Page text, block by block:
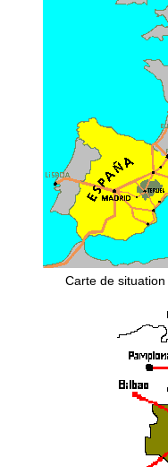
Carte de situation